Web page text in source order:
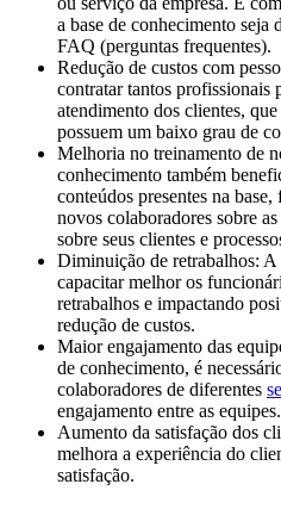
a base de conhecimento
FAQ (perguntas frequentes).
Redução de custos com
contratar tantos profissionais
atendimento dos clientes,
possuem um baixo grau de
Melhoria no treinamento de
conhecimento também
conteúdos presentes na
novos colaboradores sobre
sobre seus clientes e
Diminuição de retrabalhos: A
capacitar melhor os
retrabalhos e impactando
redução de custos.
Maior engajamento das
de conhecimento, é
colaboradores de diferentes
engajamento entre as equipes.
Aumento da satisfação dos
melhora a experiência do
satisfação.